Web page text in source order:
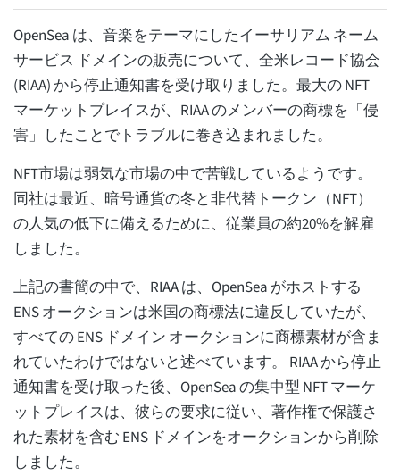
OpenSea は、音楽をテーマにしたイーサリアム ネーム
サービス ドメインの販売について、全米レコード協会
(RIAA) から停止通知書を受け取りました。最大の NFT
マーケットプレイスが、RIAA のメンバーの商標を「侵
害」したことでトラブルに巻き込まれました。
NFT市場は弱気な市場の中で苦戦しているようです。
同社は最近、暗号通貨の冬と非代替トークン（NFT）
の人気の低下に備えるために、従業員の約20%を解雇
しました。
上記の書簡の中で、RIAA は、OpenSea がホストする
ENS オークションは米国の商標法に違反していたが、
すべての ENS ドメイン オークションに商標素材が含ま
れていたわけではないと述べています。 RIAA から停止
通知書を受け取った後、OpenSea の集中型 NFT マーケ
ットプレイスは、彼らの要求に従い、著作権で保護さ
れた素材を含む ENS ドメインをオークションから削除
しました。